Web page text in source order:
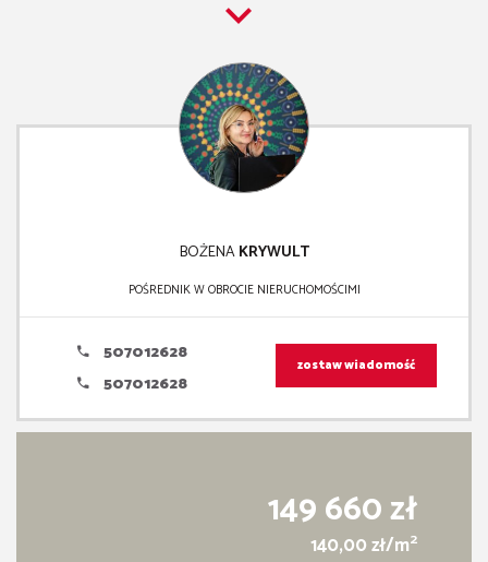
BOŻENAKRYWULT
POŚREDNIK W OBROCIE NIERUCHOMOŚCIMI
507012628
507012628
zostaw wiadomość
149 660 zł
140,00 zł/m2